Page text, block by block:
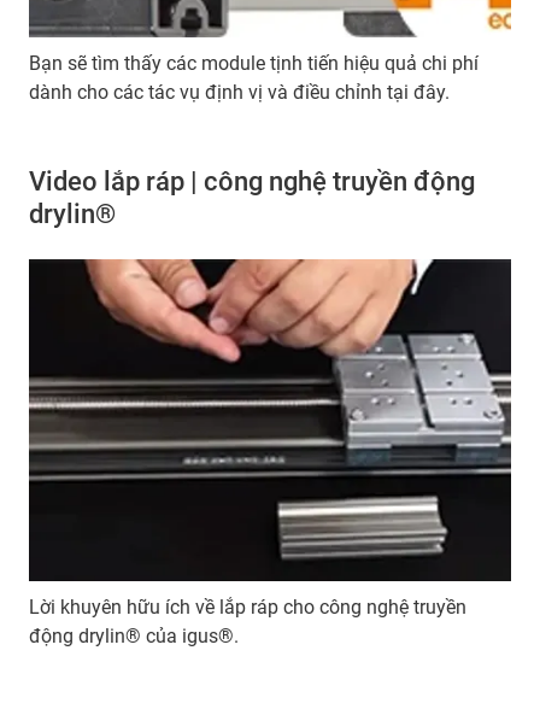
Bạn sẽ tìm thấy các module tịnh tiến hiệu quả chi phí
dành cho các tác vụ định vị và điều chỉnh tại đây.
Video lắp ráp | công nghệ truyền động
drylin®
Lời khuyên hữu ích về lắp ráp cho công nghệ truyền
động drylin® của igus®.